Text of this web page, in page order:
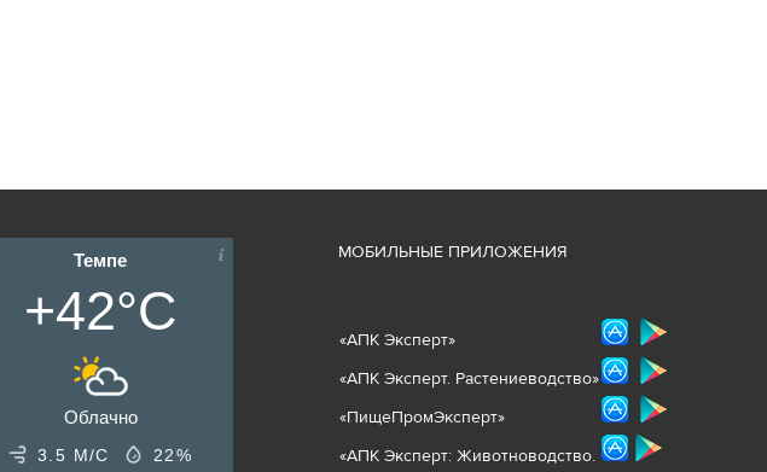
Темпе
+42°C
Облачно
3.5 М/С 22%
МОБИЛЬНЫЕ ПРИЛОЖЕНИЯ
«АПК Эксперт»
«АПК Эксперт. Растениеводство»
«ПищеПромЭксперт»
«АПК Эксперт: Животноводство.